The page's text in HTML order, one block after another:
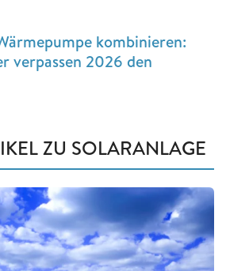
kombinieren:
verpassen 2026 den
ZU SOLARANLAGE